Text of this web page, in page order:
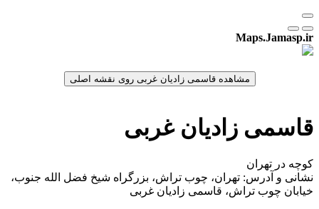
Maps.Jamasp.ir
قاسمی زادیان غربی
کوچه در تهران
نشانی و آدرس: تهران، چوب تراش، بزرگراه شیخ فضل الله جنوب،
خیابان چوب تراش، قاسمی زادیان غربی